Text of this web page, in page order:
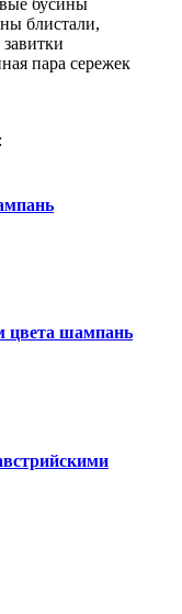
блистали,
пара сережек
цвета шампань